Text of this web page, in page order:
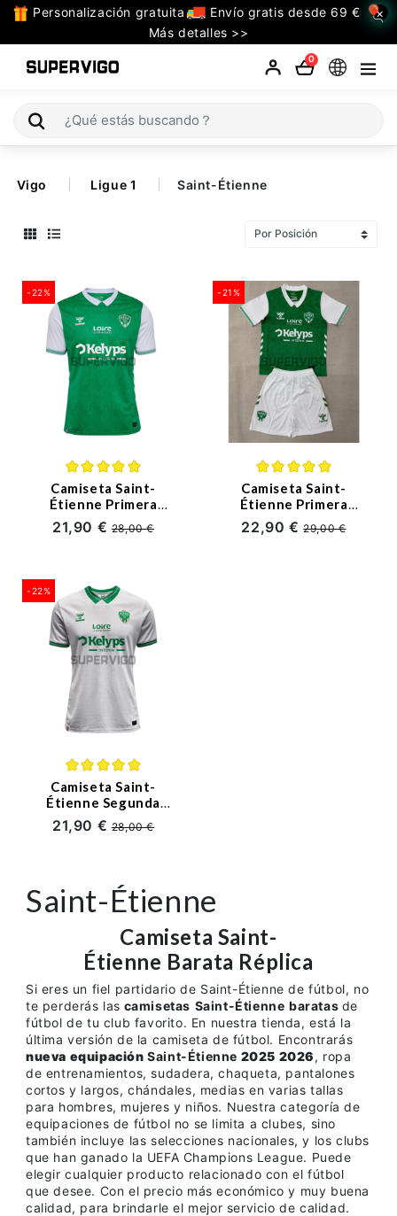
Personalización gratuita
Envío gratis desde 69 €
Más detalles >>
×
0
TODAS
LAS
CATEGORIAS
La Liga
Bundesliga
Premier League
Serie A
Ligue 1
Niños
Entrenamiento
Vigo Ligue 1 Saint-Étienne
-22%
Camiseta Saint-
Étienne Primera
Equipación
2025/2026 Verde
21,90 €28,00 €
-21%
Camiseta Saint-
Étienne Primera
Equipación
2025/2026 Verde
22,90 €29,00 €
-22%
Camiseta Saint-
Étienne Segunda
Equipación
2025/2026 Blanco
21,90 €28,00 €
Saint-Étienne
Camiseta Saint-
Étienne Barata Réplica
Si eres un fiel partidario de Saint-Étienne de fútbol, no
te perderás las camisetas Saint-Étienne baratas de
fútbol de tu club favorito. En nuestra tienda, está la
última versión de la camiseta de fútbol. Encontrarás
nueva equipaciónSaint-Étienne 2025 2026, ropa
de entrenamientos, sudadera, chaqueta, pantalones
cortos y largos, chándales, medias en varias tallas
para hombres, mujeres y niños. Nuestra categoría de
equipaciones de fútbol no se limita a clubes, sino
también incluye las selecciones nacionales, y los clubs
que han ganado la UEFA Champions League. Puede
elegir cualquier producto relacionado con el fútbol
que desee. Con el precio más económico y muy buena
calidad, para brindarle el mejor servicio de calidad.